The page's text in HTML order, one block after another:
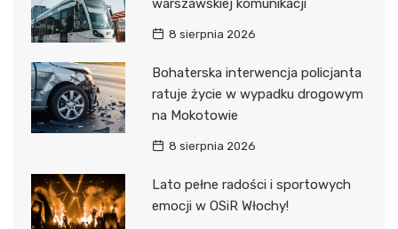
warszawskiej komunikacji
8 sierpnia 2026
Bohaterska interwencja policjanta
ratuje życie w wypadku drogowym
na Mokotowie
8 sierpnia 2026
Lato pełne radości i sportowych
emocji w OSiR Włochy!